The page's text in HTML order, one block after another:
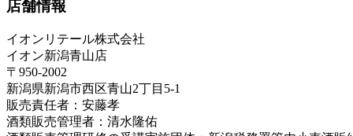
店舗情報
イオンリテール株式会社
イオン新潟青山店
〒950-2002
新潟県新潟市西区青山2丁目5-1
販売責任者：安藤孝
酒類販売管理者：清水隆佑